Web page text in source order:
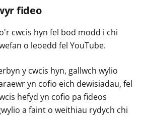
fideo
cwcis hyn fel bod modd i chi
o leoedd fel YouTube.
y cwcis hyn, gallwch wylio
yn cofio eich dewisiadau, fel
hefyd yn cofio pa fideos
a faint o weithiau rydych chi